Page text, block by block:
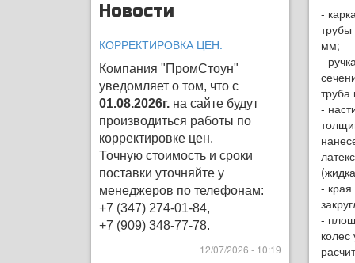
Новости
КОРРЕКТИРОВКА ЦЕН.
Компания "ПромСтоун"
уведомляет о том, что с
01.08.2026г. на сайте будут
производиться работы по
корректировке цен.
Точную стоимость и сроки
поставки уточняйте у
менеджеров по телефонам:
+7 (347) 274-01-84,
+7 (909) 348-77-78.
12/07/2026 - 10:19
-
трубы
мм;
-
труба
-
-
-